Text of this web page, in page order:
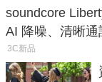
soundcore
AI 降噪、清晰
3C新品